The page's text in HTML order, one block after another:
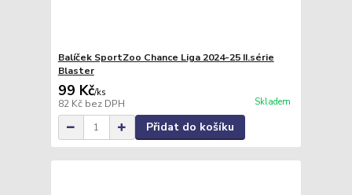
Balíček SportZoo Chance Liga 2024-25 II.série
Blaster
99 Kč/ks
82 Kč bez DPH Skladem
Přidat do košíku